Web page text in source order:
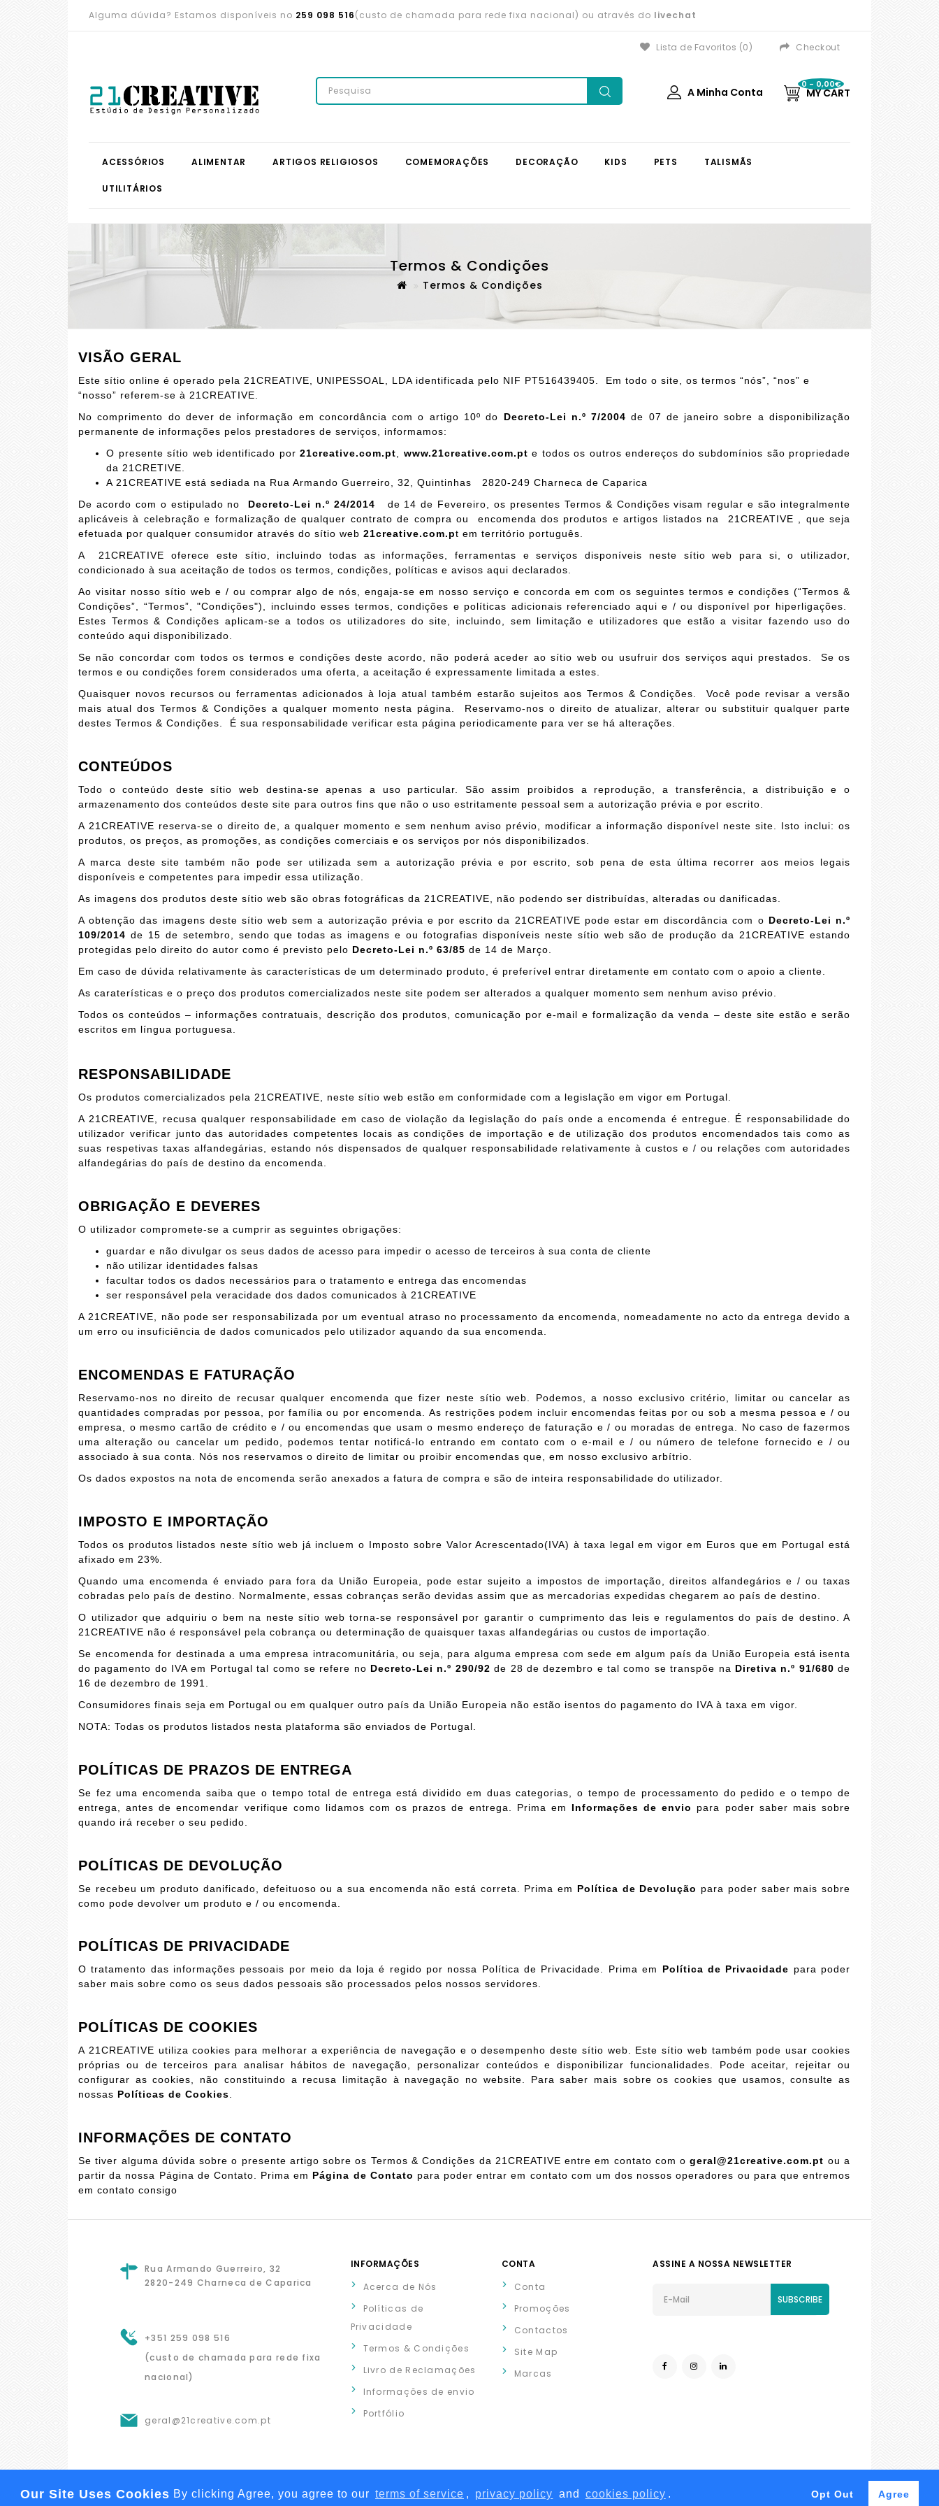
Our Site Uses Cookies By clicking Agree, you agree to our terms of service , privacy policy and cookies policy . Opt Out Agree
Alguma dúvida? Estamos disponíveis no 259 098 516(custo de chamada para rede fixa nacional) ou através do livechat
Lista de Favoritos (0) Checkout
MY CART
0 - 0,00€
A Minha Conta
ACESSÓRIOS ALIMENTAR ARTIGOS RELIGIOSOS COMEMORAÇÕES DECORAÇÃO KIDS PETS TALISMÃS
UTILITÁRIOS
Termos & Condições
Termos & Condições
VISÃO GERAL
Este sítio online é operado pela 21CREATIVE, UNIPESSOAL, LDA identificada pelo NIF PT516439405. Em todo o site, os termos “nós”, “nos” e
“nosso” referem-se à 21CREATIVE.
No comprimento do dever de informação em concordância com o artigo 10º do Decreto-Lei n.º 7/2004 de 07 de janeiro sobre a disponibilização
permanente de informações pelos prestadores de serviços, informamos:
O presente sítio web identificado por 21creative.com.pt www.21creative.com.pt e todos os outros endereços do subdomínios são propriedade
da 21CRETIVE.
A 21CREATIVE está sediada na Rua Armando Guerreiro, 32, Quintinhas 2820-249 Charneca de Caparica
De acordo com o estipulado no Decreto-Lei n.º 24/2014 de 14 de Fevereiro, os presentes Termos & Condições visam regular e são integralmente
aplicáveis à celebração e formalização de qualquer contrato de compra ou encomenda dos produtos e artigos listados na 21CREATIVE , que seja
efetuada por qualquer consumidor através do sítio web 21creative.com.pt em território português.
A 21CREATIVE oferece este sítio, incluindo todas as informações, ferramentas e serviços disponíveis neste sítio web para si, o utilizador,
condicionado à sua aceitação de todos os termos, condições, políticas e avisos aqui declarados.
Ao visitar nosso sítio web e / ou comprar algo de nós, engaja-se em nosso serviço e concorda em com os seguintes termos e condições (“Termos &
Condições”, “Termos”, "Condições"), incluindo esses termos, condições e políticas adicionais referenciado aqui e / ou disponível por hiperligações.
Estes Termos & Condições aplicam-se a todos os utilizadores do site, incluindo, sem limitação e utilizadores que estão a visitar fazendo uso do
conteúdo aqui disponibilizado.
Se não concordar com todos os termos e condições deste acordo, não poderá aceder ao sítio web ou usufruir dos serviços aqui prestados. Se os
termos e ou condições forem considerados uma oferta, a aceitação é expressamente limitada a estes.
Quaisquer novos recursos ou ferramentas adicionados à loja atual também estarão sujeitos aos Termos & Condições. Você pode revisar a versão
mais atual dos Termos & Condições a qualquer momento nesta página. Reservamo-nos o direito de atualizar, alterar ou substituir qualquer parte
destes Termos & Condições . É sua responsabilidade verificar esta página periodicamente para ver se há alterações.
CONTEÚDOS
Todo o conteúdo deste sítio web destina-se apenas a uso particular. São assim proibidos a reprodução, a transferência, a distribuição e o
armazenamento dos conteúdos deste site para outros fins que não o uso estritamente pessoal sem a autorização prévia e por escrito.
A 21CREATIVE reserva-se o direito de, a qualquer momento e sem nenhum aviso prévio, modificar a informação disponível neste site. Isto inclui: os
produtos, os preços, as promoções, as condições comerciais e os serviços por nós disponibilizados.
A marca deste site também não pode ser utilizada sem a autorização prévia e por escrito, sob pena de esta última recorrer aos meios legais
disponíveis e competentes para impedir essa utilização.
As imagens dos produtos deste sítio web são obras fotográficas da 21CREATIVE, não podendo ser distribuídas, alteradas ou danificadas.
A obtenção das imagens deste sítio web sem a autorização prévia e por escrito da 21CREATIVE pode estar em discordância com o Decreto-Lei n.º
109/2014 de 15 de setembro, sendo que todas as imagens e ou fotografias disponíveis neste sítio web são de produção da 21CREATIVE estando
protegidas pelo direito do autor como é previsto pelo Decreto-Lei n.º 63/85 de 14 de Março.
Em caso de dúvida relativamente às características de um determinado produto, é preferível entrar diretamente em contato com o apoio a cliente.
As caraterísticas e o preço dos produtos comercializados neste site podem ser alterados a qualquer momento sem nenhum aviso prévio.
Todos os conteúdos – informações contratuais, descrição dos produtos, comunicação por e-mail e formalização da venda – deste site estão e serão
escritos em língua portuguesa.
RESPONSABILIDADE
Os produtos comercializados pela 21CREATIVE, neste sítio web estão em conformidade com a legislação em vigor em Portugal.
A 21CREATIVE, recusa qualquer responsabilidade em caso de violação da legislação do país onde a encomenda é entregue. É responsabilidade do
utilizador verificar junto das autoridades competentes locais as condições de importação e de utilização dos produtos encomendados tais como as
suas respetivas taxas alfandegárias, estando nós dispensados de qualquer responsabilidade relativamente à custos e / ou relações com autoridades
alfandegárias do país de destino da encomenda.
OBRIGAÇÃO E DEVERES
O utilizador compromete-se a cumprir as seguintes obrigações:
guardar e não divulgar os seus dados de acesso para impedir o acesso de terceiros à sua conta de cliente
não utilizar identidades falsas
facultar todos os dados necessários para o tratamento e entrega das encomendas
ser responsável pela veracidade dos dados comunicados à 21CREATIVE
A 21CREATIVE, não pode ser responsabilizada por um eventual atraso no processamento da encomenda, nomeadamente no acto da entrega devido a
um erro ou insuficiência de dados comunicados pelo utilizador aquando da sua encomenda.
ENCOMENDAS E FATURAÇÃO
Reservamo-nos no direito de recusar qualquer encomenda que fizer neste sítio web. Podemos, a nosso exclusivo critério, limitar ou cancelar as
quantidades compradas por pessoa, por família ou por encomenda. As restrições podem incluir encomendas feitas por ou sob a mesma pessoa e / ou
empresa, o mesmo cartão de crédito e / ou encomendas que usam o mesmo endereço de faturação e / ou moradas de entrega. No caso de fazermos
uma alteração ou cancelar um pedido, podemos tentar notificá-lo entrando em contato com o e-mail e / ou número de telefone fornecido e / ou
associado à sua conta. Nós nos reservamos o direito de limitar ou proibir encomendas que, em nosso exclusivo arbítrio.
Os dados expostos na nota de encomenda serão anexados a fatura de compra e são de inteira responsabilidade do utilizador.
IMPOSTO E IMPORTAÇÃO
Todos os produtos listados neste sítio web já incluem o Imposto sobre Valor Acrescentado(IVA)à taxa legal em vigor em Euros que em Portugal está
afixado em 23%.
Quando uma encomenda é enviado para fora da União Europeia, pode estar sujeito a impostos de importação, direitos alfandegários e / ou taxas
cobradas pelo país de destino. Normalmente, essas cobranças serão devidas assim que as mercadorias expedidas chegarem ao país de destino.
O utilizador que adquiriu o bem na neste sítio web torna-se responsável por garantir o cumprimento das leis e regulamentos do país de destino. A
21CREATIVE não é responsável pela cobrança ou determinação de quaisquer taxas alfandegárias ou custos de importação.
Se encomenda for destinada a uma empresa intracomunitária, ou seja, para alguma empresa com sede em algum país da União Europeia está isenta
do pagamento do IVA em Portugal tal como se refere no Decreto-Lei n.º 290/92 de 28 de dezembro e tal como se transpõe na Diretiva n.º 91/680 de
16 de dezembro de 1991
Consumidores finais seja em Portugal ou em qualquer outro país da União Europeia não estão isentos do pagamento do IVA à taxa em vigor.
NOTA: Todas os produtos listados nesta plataforma são enviados de Portugal.
POLÍTICAS DE PRAZOS DE ENTREGA
Se fez uma encomenda saiba que o tempo total de entrega está dividido em duas categorias, o tempo de processamento do pedido e o tempo de
entrega, antes de encomendar verifique como lidamos com os prazos de entrega. Prima em Informações de envio
para poder saber mais sobre
quando irá receber o seu pedido.
POLÍTICAS DE DEVOLUÇÃO
Se recebeu um produto danificado, defeituoso ou a sua encomenda não está correta. Prima em Política de Devolução para poder saber mais sobre
como pode devolver um produto e / ou encomenda.
POLÍTICAS DE PRIVACIDADE
O tratamento das informações pessoais por meio da loja é regido por nossa Política de Privacidade. Prima em Política de Privacidade para poder
saber mais sobre como os seus dados pessoais são processados pelos nossos servidores.
POLÍTICAS DE COOKIES
A 21CREATIVE utiliza cookies para melhorar a experiência de navegação e o desempenho deste sítio web. Este sítio web também pode usar cookies
próprias ou de terceiros para analisar hábitos de navegação, personalizar conteúdos e disponibilizar funcionalidades. Pode aceitar, rejeitar ou
configurar as cookies, não constituindo a recusa limitação à navegação no website. Para saber mais sobre os cookies que usamos, consulte as
nossas Políticas de Cookies
INFORMAÇÕES DE CONTATO
Se tiver alguma dúvida sobre o presente artigo sobre os Termos & Condições da 21CREATIVE entre em contato com ogeral@21creative.com.pt ou a
partir da nossa Página de Contato. Prima em Página de Contato para poder entrar em contato com um dos nossos operadores ou para que entremos
em contato consigo
Rua Armando Guerreiro, 32
2820-249 Charneca de Caparica
+351 259 098 516
(custo de chamada para rede fixa
nacional)
geral@21creative.com.pt
INFORMAÇÕES
Acerca de Nós
Políticas de
Privacidade
Termos & Condições
Livro de Reclamações
Informações de envio
Portfólio
CONTA
Conta
Promoções
Contactos
Site Map
Marcas
ASSINE A NOSSA NEWSLETTER
SUBSCRIBE
2021-2026 © 21CREATIVE, UNIPESSOAL, LDA TODOS OS DIREITOS RESERVADOS